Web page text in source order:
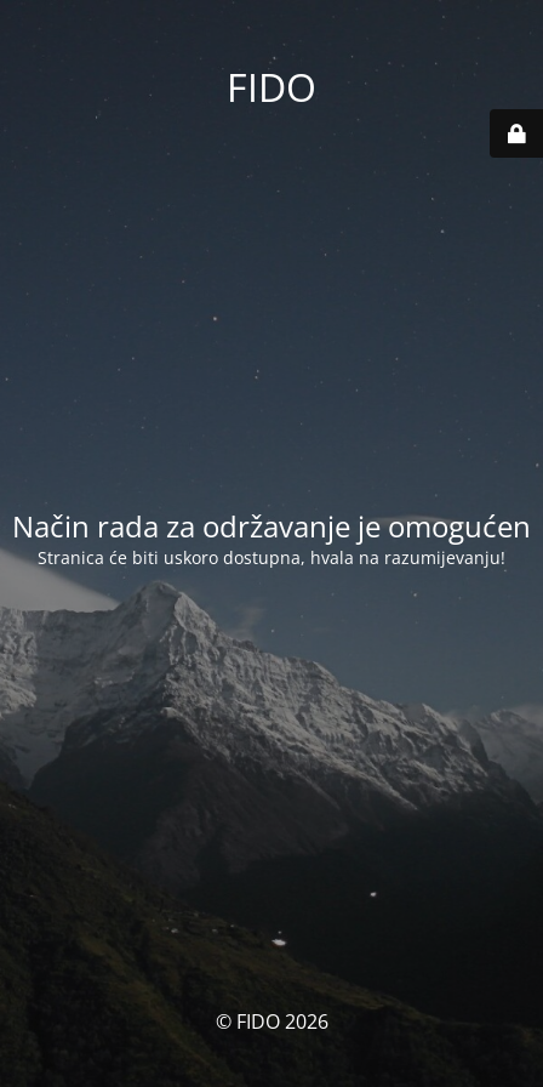
FIDO
Način rada za održavanje je omogućen
Stranica će biti uskoro dostupna, hvala na razumijevanju!
© FIDO 2026